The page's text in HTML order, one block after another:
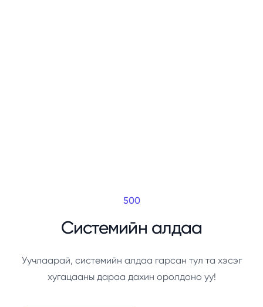
500
Системийн алдаа
Уучлаарай, системийн алдаа гарсан тул та хэсэг
хугацааны дараа дахин оролдоно уу!